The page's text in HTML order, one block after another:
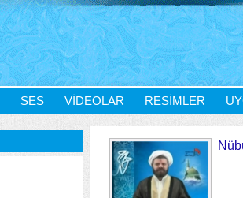
SES VIDEOLAR RESIMLER